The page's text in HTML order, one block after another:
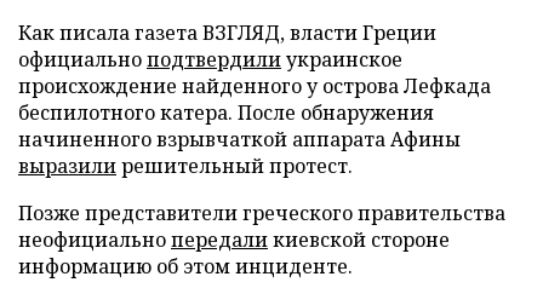
Как писала газета ВЗГЛЯД, власти Греции
официальноподтвердилиукраинское
происхождение найденного у острова Лефкада
беспилотного катера. После обнаружения
начиненного взрывчаткой аппарата Афины
выразилирешительный протест.
Позже представители греческого правительства
неофициальнопередаликиевской стороне
информацию об этом инциденте.